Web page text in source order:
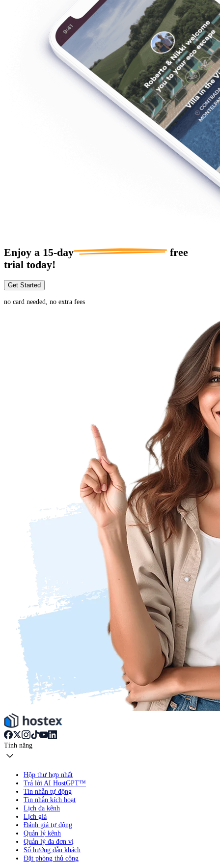
Enjoy a 15-day
free
trial today!
Get Started
no card needed, no extra fees
Tính năng
Hộp thư hợp nhất
Trả lời AI HostGPT™
Tin nhắn tự động
Tin nhắn kích hoạt
Lịch đa kênh
Lịch giá
Đánh giá tự động
Quản lý kênh
Quản lý đa đơn vị
Sổ hướng dẫn khách
Đặt phòng thủ công